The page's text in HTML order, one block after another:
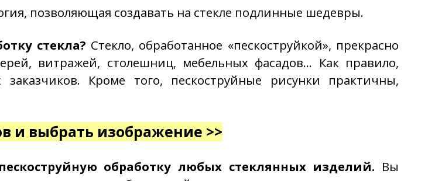
позволяющая создавать на стекле подлинные шедевры.
стекла? Стекло, обработанное «пескоструйкой», прекрасно
витражей, столешниц, мебельных фасадов… Как правило,
Кроме того, пескоструйные рисунки практичны,
и выбрать изображение >>
обработку любых стеклянных изделий. Вы